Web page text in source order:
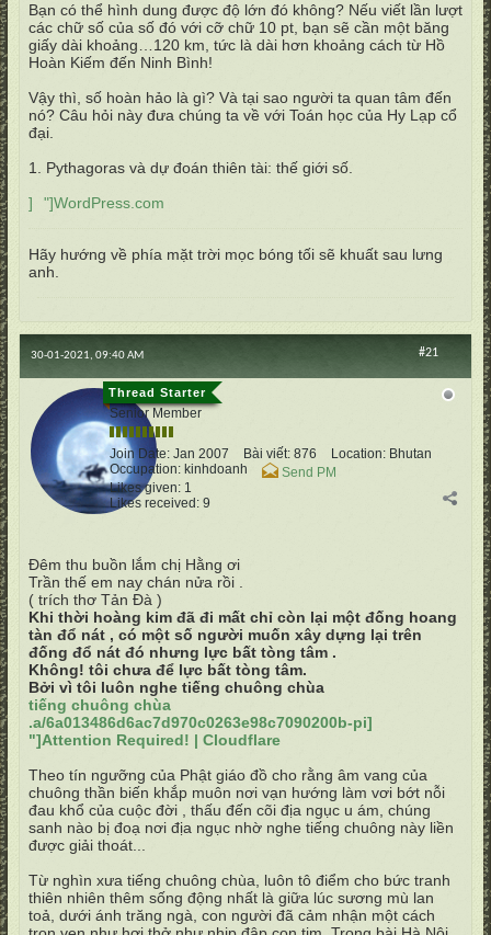
Bạn có thể hình dung được độ lớn đó không? Nếu viết lần lượt
các chữ số của số đó với cỡ chữ 10 pt, bạn sẽ cần một băng
giấy dài khoảng…120 km, tức là dài hơn khoảng cách từ Hồ
Hoàn Kiếm đến Ninh Bình!
Vậy thì, số hoàn hảo là gì? Và tại sao người ta quan tâm đến
nó? Câu hỏi này đưa chúng ta về với Toán học của Hy Lạp cổ
đại.
1. Pythagoras và dự đoán thiên tài: thế giới số.
]
"]WordPress.com
Hãy hướng về phía mặt trời mọc bóng tối sẽ khuất sau lưng
anh.
#21
30-01-2021, 09:40 AM
vertumnus
Senior Member
Join Date: Jan 2007 Bài viết: 876 Location: Bhutan
Occupation: kinhdoanh
Send PM
Likes given: 1
Likes received: 9
Đêm thu buồn lắm chị Hằng ơi
Trần thế em nay chán nửa rồi .
( trích thơ Tản Đà )
Khi thời hoàng kim đã đi mất chỉ còn lại một đống hoang
tàn đổ nát , có một số người muốn xây dựng lại trên
đống đổ nát đó nhưng lực bất tòng tâm .
Không! tôi chưa để lực bất tòng tâm.
Bởi vì tôi luôn nghe tiếng chuông chùa
tiếng chuông chùa
.a/6a013486d6ac7d970c0263e98c7090200b-pi]
"]Attention Required! | Cloudflare
Theo tín ngưỡng của Phật giáo đồ cho rằng âm vang của
chuông thần biến khắp muôn nơi vạn hướng làm vơi bớt nỗi
đau khổ của cuộc đời , thấu đến cõi địa ngục u ám, chúng
sanh nào bị đoạ nơi địa ngục nhờ nghe tiếng chuông này liền
được giải thoát...
Từ nghìn xưa tiếng chuông chùa, luôn tô điểm cho bức tranh
thiên nhiên thêm sống động nhất là giữa lúc sương mù lan
toả, dưới ánh trăng ngà, con người đã cảm nhận một cách